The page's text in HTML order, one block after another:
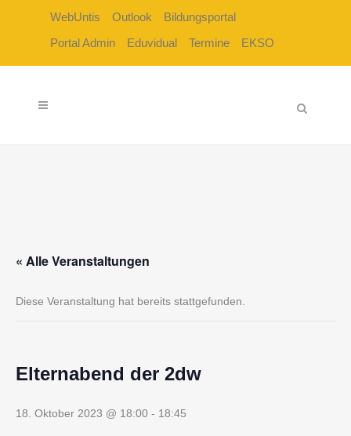
WebUntis Outlook
Bildungsportal
Portal Admin
Eduvidual Termine EKSO
« Alle Veranstaltungen
Diese Veranstaltung hat bereits stattgefunden.
Elternabend der 2dw
18. Oktober 2023 @ 18:00 - 18:45